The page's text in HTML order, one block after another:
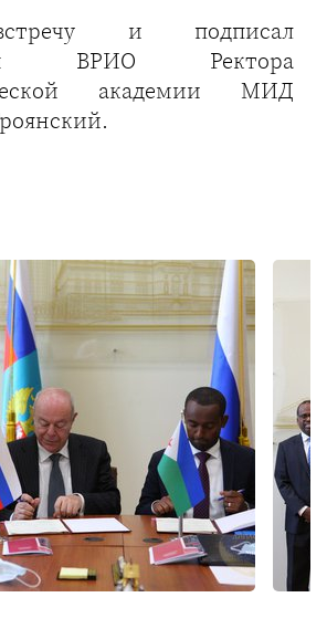
и подписал
ВРИО Ректора
академии МИД